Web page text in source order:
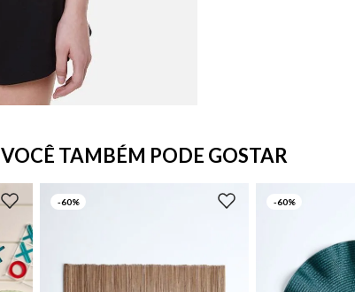
VOCÊ TAMBÉM PODE GOSTAR
-60% -60%